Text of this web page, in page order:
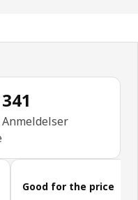
af 5 Stjerner. Anmeldelser i
341
Anmeldelser
Good for the price